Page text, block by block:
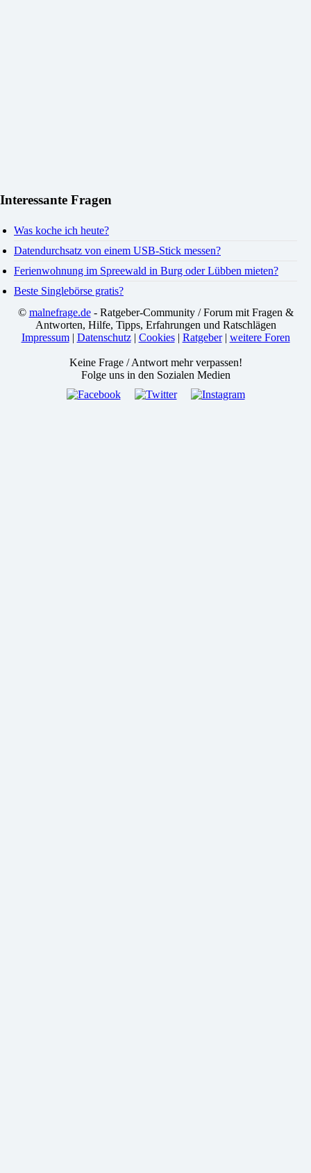
Interessante Fragen
Was koche ich heute?
Datendurchsatz von einem USB-Stick messen?
Ferienwohnung im Spreewald in Burg oder Lübben mieten?
Beste Singlebörse gratis?
© malnefrage.de- Ratgeber-Community / Forum mit Fragen &
Antworten, Hilfe, Tipps, Erfahrungen und Ratschlägen
Impressum| Datenschutz| Cookies| Ratgeber| weitere Foren
Keine Frage / Antwort mehr verpassen!
Folge uns in den Sozialen Medien